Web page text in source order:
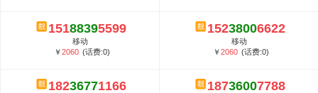
15188395599
移动
￥2060 (话费:0)
15238006622
移动
￥2060 (话费:0)
18236771166 18736007788